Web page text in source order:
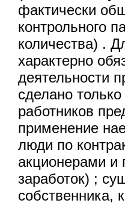
фактически
контрольного
количества) .
характерно
деятельности
сделано
работников
применение
люди по
акционерами и
заработок) ;
собственника,